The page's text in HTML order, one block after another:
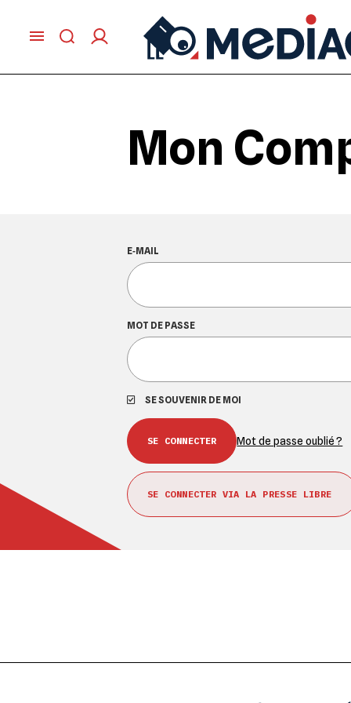
Mon
E‑MAIL
MOT DE PASSE
SE SOUVENIR DE MOI
Mot de passe oublié ?
SE CONNECTER VIA LA PRESSE LIBRE